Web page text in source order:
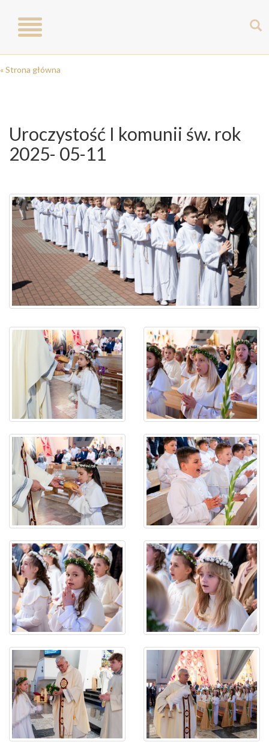
Toggle
navigation
« Strona główna
Uroczystość I komunii św. rok
2025- 05-11